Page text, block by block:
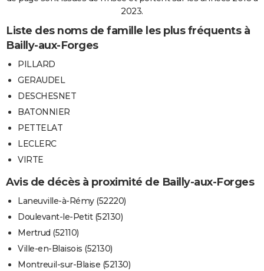
2023.
Liste des noms de famille les plus fréquents à
Bailly-aux-Forges
PILLARD
GERAUDEL
DESCHESNET
BATONNIER
PETTELAT
LECLERC
VIRTE
Avis de décès à proximité de Bailly-aux-Forges
Laneuville-à-Rémy (52220)
Doulevant-le-Petit (52130)
Mertrud (52110)
Ville-en-Blaisois (52130)
Montreuil-sur-Blaise (52130)